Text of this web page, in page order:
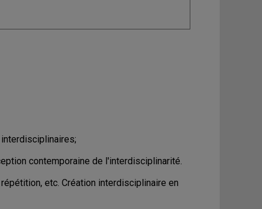
contemporaine de l'interdisciplinarité.
etc. Création interdisciplinaire en